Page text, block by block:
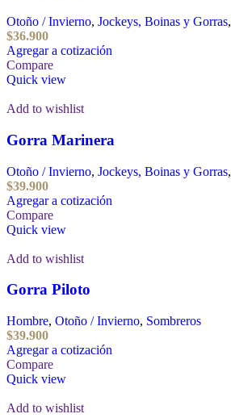
Otoño / Invierno, Jockeys, Boinas y Gorras,
$36.900
Agregar a cotización
Compare
Quick view
Add to wishlist
Gorra Marinera
Otoño / Invierno, Jockeys, Boinas y Gorras,
$39.900
Agregar a cotización
Compare
Quick view
Add to wishlist
Gorra Piloto
Hombre, Otoño / Invierno, Sombreros
$39.900
Agregar a cotización
Compare
Quick view
Add to wishlist